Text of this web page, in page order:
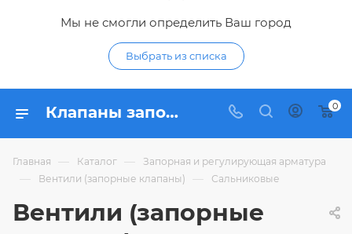
Мы не смогли определить Ваш город
Выбрать из списка
Клапаны запорные сальниковые - купить вентиль водопроводный сальниковый по низким ценам в интернет-магазине Гидропромтехника в Курске 0
Главная — Каталог — Запорная и регулирующая арматура
— Вентили (запорные клапаны) — Сальниковые
Вентили (запорные